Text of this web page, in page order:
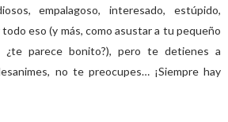
empalagoso, interesado, estúpido,
eso (y más, como asustar a tu pequeño
parece bonito?), pero te detienes a
no te preocupes… ¡Siempre hay